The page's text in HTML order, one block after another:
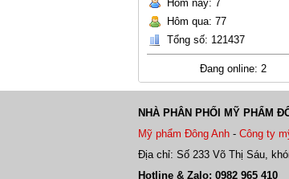
Hôm nay: 7
Hôm qua: 77
Tổng số: 121437
Đang online: 2
NHÀ PHÂN PHỐI MỸ PHẨM
Mỹ phẩm Đông Anh - Công ty
Địa chỉ: Số 233 Võ Thị Sáu,
Hotline & Zalo: 0982 965 410